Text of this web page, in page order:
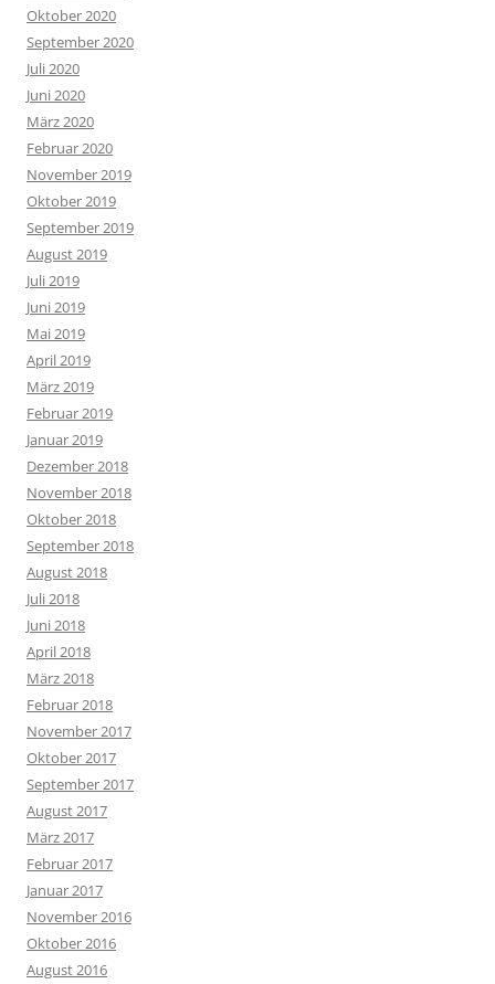
Oktober 2020
September 2020
Juli 2020
Juni 2020
März 2020
Februar 2020
November 2019
Oktober 2019
September 2019
August 2019
Juli 2019
Juni 2019
Mai 2019
April 2019
März 2019
Februar 2019
Januar 2019
Dezember 2018
November 2018
Oktober 2018
September 2018
August 2018
Juli 2018
Juni 2018
April 2018
März 2018
Februar 2018
November 2017
Oktober 2017
September 2017
August 2017
März 2017
Februar 2017
Januar 2017
November 2016
Oktober 2016
August 2016